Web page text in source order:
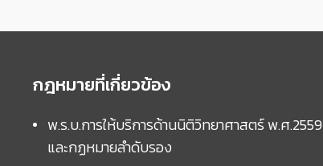
กฎหมายที่เกี่ยวข้อง
พ.ร.บ.การให้บริการด้านนิติวิทยาศาสตร์ พ.ศ.2559
และกฏหมายลำดับรอง